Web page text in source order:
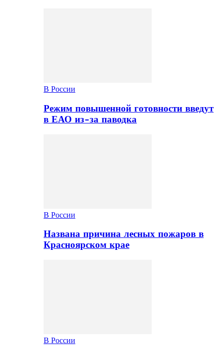
В России
Режим повышенной готовности введут
в ЕАО из-за паводка
В России
Названа причина лесных пожаров в
Красноярском крае
В России